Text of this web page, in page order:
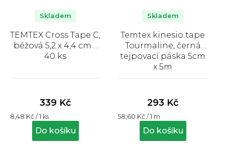
TEMTEX Cross Tape C,
béžová 5,2 x 4,4 cm –
40 ks
produktu
5,0
Skladem
339 Kč
Měrná
8,48 Kč / 1 ks
Do košíku
Temtex kinesio tape
Tourmaline, černá
tejpovací páska 5cm
x 5m
produktu
5,0
Skladem
293 Kč
Měrná
58,60 Kč / 1 m
Do košíku